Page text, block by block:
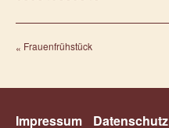
Frauenfrühstück
Impressum Datenschutz